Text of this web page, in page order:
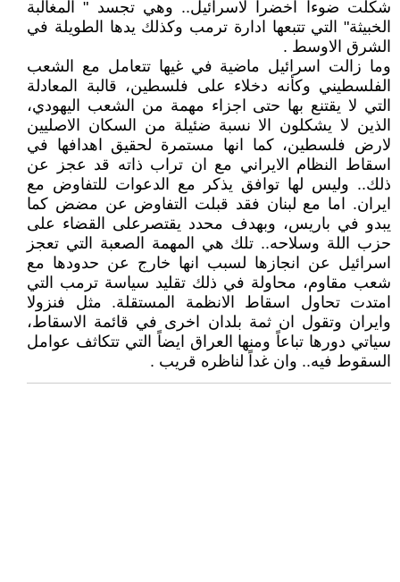
شكلت ضوءاً اخضراً لاسرائيل.. وهي تجسد " المغالبة
الخبيثة" التي تتبعها ادارة ترمب وكذلك يدها الطويلة في
الشرق الاوسط .
وما زالت اسرائيل ماضية في غيها تتعامل مع الشعب
الفلسطيني وكأنه دخلاء على فلسطين، قالبة المعادلة
التي لا يقتنع بها حتى اجزاء مهمة من الشعب اليهودي،
الذين لا يشكلون الا نسبة ضئيلة من السكان الاصليين
لارض فلسطين، كما انها مستمرة لحقيق اهدافها في
اسقاط النظام الايراني مع ان تراب ذاته قد عجز عن
ذلك.. وليس لها توافق يذكر مع الدعوات للتفاوض مع
ايران. اما مع لبنان فقد قبلت التفاوض عن مضض كما
يبدو في باريس، وبهدف محدد يقتصرعلى القضاء على
حزب اللة وسلاحه.. تلك هي المهمة الصعبة التي تعجز
اسرائيل عن انجازها لسبب انها خارج عن حدودها مع
شعب مقاوم، محاولة في ذلك تقليد سياسة ترمب التي
امتدت تحاول اسقاط الانظمة المستقلة. مثل فنزولا
وايران وتقول ان ثمة بلدان اخرى في قائمة الاسقاط،
سياتي دورها تباعاً ومنها العراق ايضاً التي تتكاثف عوامل
السقوط فيه.. وان غداً لناظره قريب .